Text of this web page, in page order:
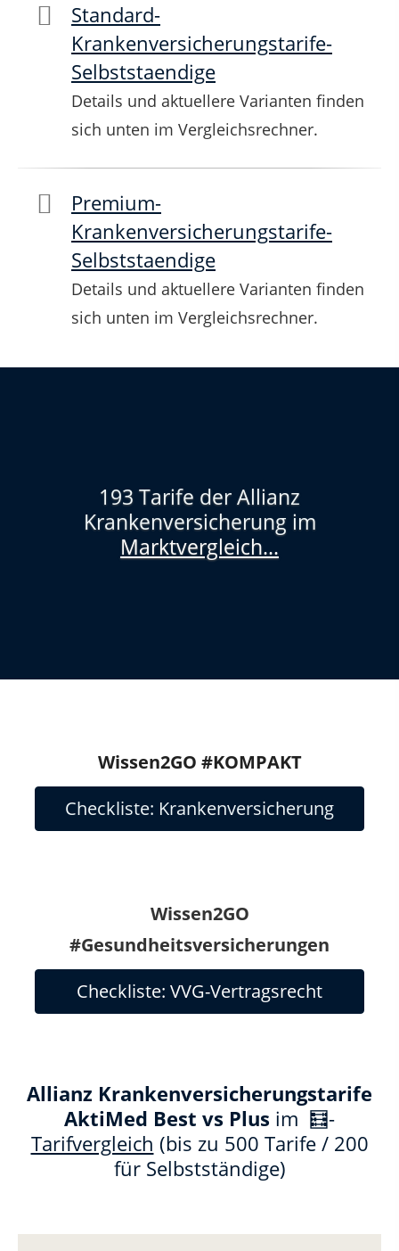
Standard-
Krankenversicherungstarife-
Selbststaendige
Details und aktuellere Varianten finden
sich unten im Vergleichsrechner.
Premium-
Krankenversicherungstarife-
Selbststaendige
Details und aktuellere Varianten finden
sich unten im Vergleichsrechner.
193 Tarife der Allianz
Krankenversicherung im
Marktvergleich...
Wissen2GO #KOMPAKT
Checkliste: Krankenversicherung
Wissen2GO
#Gesundheitsversicherungen
Checkliste: VVG-Vertragsrecht
Allianz Krankenversicherungstarife
AktiMed Best vs Plus im 🧮-
Tarifvergleich (bis zu 500 Tarife / 200
für Selbstständige)